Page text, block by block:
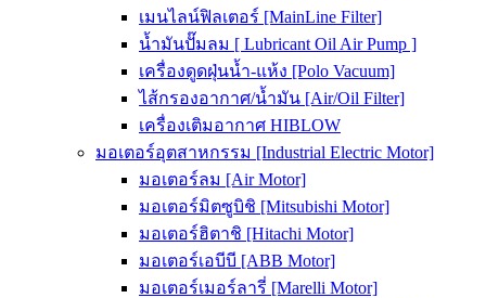
เมนไลน์ฟิลเตอร์ [MainLine Filter]
น้ำมันปั๊มลม [ Lubricant Oil Air Pump ]
เครื่องดูดฝุ่นน้ำ-แห้ง [Polo Vacuum]
ไส้กรองอากาศ/น้ำมัน [Air/Oil Filter]
เครื่องเติมอากาศ HIBLOW
มอเตอร์อุตสาหกรรม [Industrial Electric Motor]
มอเตอร์ลม [Air Motor]
มอเตอร์มิตซูบิชิ [Mitsubishi Motor]
มอเตอร์ฮิตาชิ [Hitachi Motor]
มอเตอร์เอบีบี [ABB Motor]
มอเตอร์เมอร์ลารี่ [Marelli Motor]